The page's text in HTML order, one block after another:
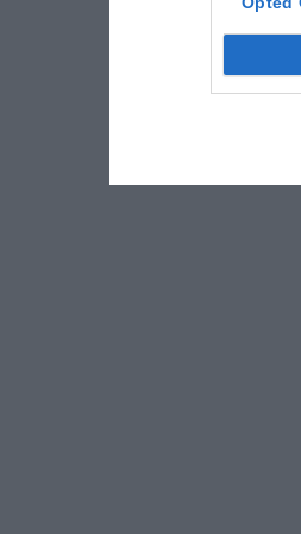
Jak
jazdy